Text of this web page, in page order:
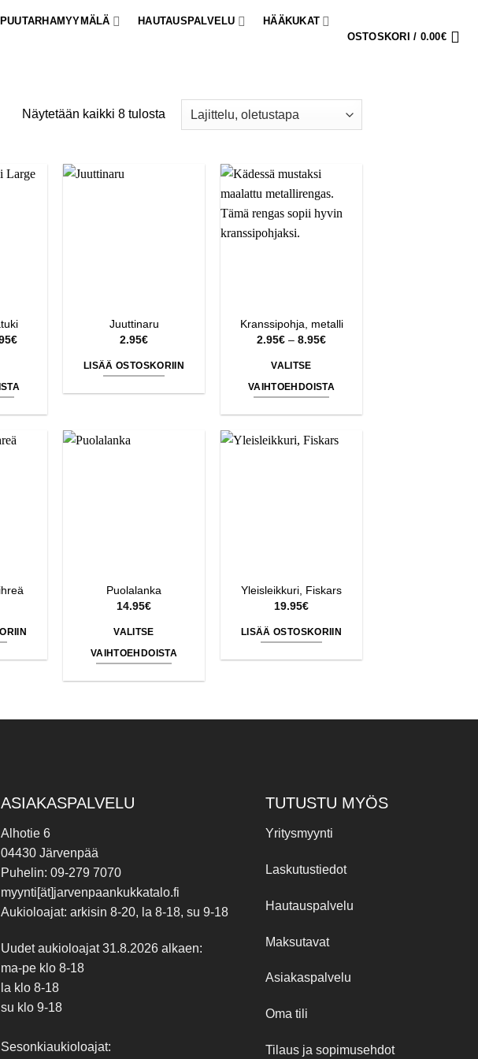
PUUTARHAMYYMÄLÄ HAUTAUSPALVELU HÄÄKUKAT
OSTOSKORI / 0.00€
Näytetään kaikki 8 tulosta
€Hintaluokka:
Juuttinaru
2.95€
LISÄÄ OSTOSKORIIN
Kranssipohja, metalli
2.95€ – 8.95€Hintaluokka:
VALITSE
VAIHTOEHDOISTA
on
Puolalanka
14.95€
VALITSE
VAIHTOEHDOISTA
valinnat
Yleisleikkuri, Fiskars
19.95€
LISÄÄ OSTOSKORIIN
ASIAKASPALVELU
Alhotie 6
04430 Järvenpää
Puhelin: 09-279 7070
myynti[ät]jarvenpaankukkatalo.fi
Aukioloajat: arkisin 8-20, la 8-18, su 9-18
Uudet aukioloajat 31.8.2026 alkaen:
ma-pe klo 8-18
la klo 8-18
su klo 9-18
Sesonkiaukioloajat:
TUTUSTU MYÖS
Yritysmyynti
Laskutustiedot
Hautauspalvelu
Maksutavat
Asiakaspalvelu
Oma tili
Tilaus ja sopimusehdot